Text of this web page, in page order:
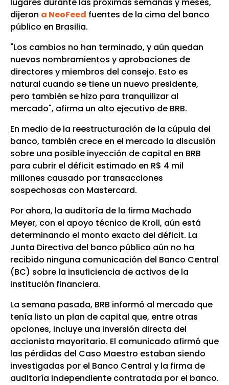
lugares durante las próximas semanas y meses,
dijeron a NeoFeed fuentes de la cima del banco
público en Brasilia.
"Los cambios no han terminado, y aún quedan
nuevos nombramientos y aprobaciones de
directores y miembros del consejo. Esto es
natural cuando se tiene un nuevo presidente,
pero también se hizo para tranquilizar al
mercado", afirma un alto ejecutivo de BRB.
En medio de la reestructuración de la cúpula del
banco, también crece en el mercado la discusión
sobre una posible inyección de capital en BRB
para cubrir el déficit estimado en R$ 4 mil
millones causado por transacciones
sospechosas con Mastercard.
Por ahora, la auditoría de la firma Machado
Meyer, con el apoyo técnico de Kroll, aún está
determinando el monto exacto del déficit. La
Junta Directiva del banco público aún no ha
recibido ninguna comunicación del Banco Central
(BC) sobre la insuficiencia de activos de la
institución financiera.
La semana pasada, BRB informó al mercado que
tenía listo un plan de capital que, entre otras
opciones, incluye una inversión directa del
accionista mayoritario. El comunicado afirmó que
las pérdidas del Caso Maestro estaban siendo
investigadas por el Banco Central y la firma de
auditoría independiente contratada por el banco.